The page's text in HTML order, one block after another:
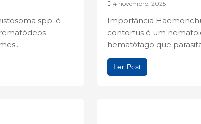
spp. é
14 novembro, 2025
Importância
contortus é um
hematófago que
Ler Post